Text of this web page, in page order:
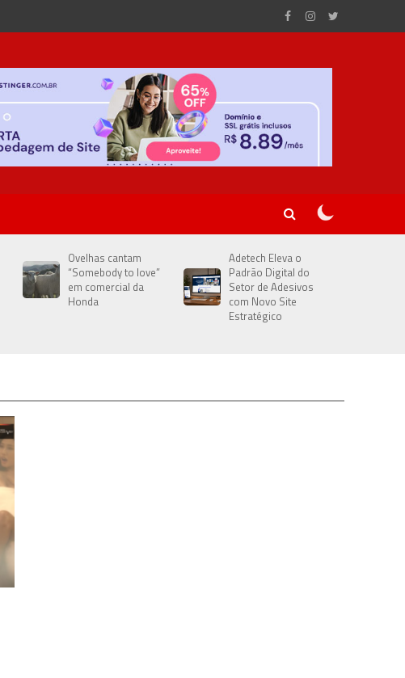
Ovelhas cantam
“Somebody to love”
em comercial da
Honda
Adetech Eleva o
Padrão Digital do
Setor de Adesivos
com Novo Site
Estratégico